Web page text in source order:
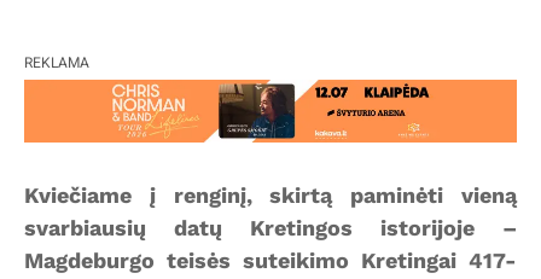
REKLAMA
Kviečiame į renginį, skirtą paminėti vieną
svarbiausių datų Kretingos istorijoje –
Magdeburgo teisės suteikimo Kretingai 417-